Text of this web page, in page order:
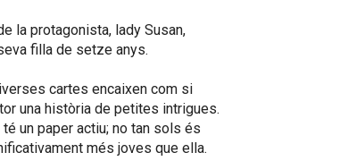
la protagonista, lady Susan,
filla de setze anys.
cartes encaixen com si
una història de petites intrigues.
un paper actiu; no tan sols és
més joves que ella.